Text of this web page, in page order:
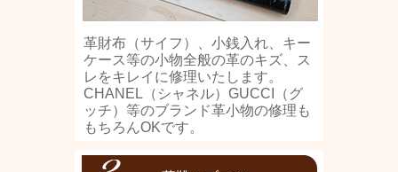
革財布（サイフ）、小銭入れ、キー
ケース等の小物全般の革のキズ、ス
レをキレイに修理いたします。
CHANEL（シャネル）GUCCI（グ
ッチ）等のブランド革小物の修理も
もちろんOKです。